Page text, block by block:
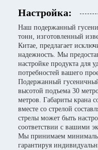
Настройка:
Наш подержанный
тонн, изготовленный
Китае, предлагает
надежность. Мы
настройке продукта для
потребностей вашего
Подержанный
высотой подъема 30
метров. Габариты крана
вместе со стрелой
стрелы может быть
соответствии с вашими
Мы принимаем
гарантируя